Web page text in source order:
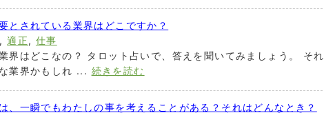
とされている業界はどこですか？
,適正, 仕事
界はどこなの？ タロット占いで、答えを聞いてみましょう。 それ
業界かもしれ ... 続きを読む
、一瞬でもわたしの事を考えることがある？それはどんなとき？